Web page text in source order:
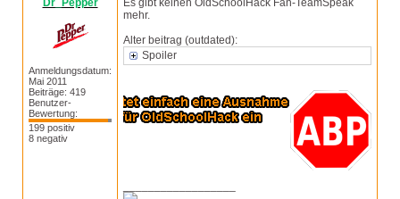
Dr_Pepper
Anmeldungsdatum:
Mai 2011
Beiträge: 419
Benutzer-
Bewertung:
199 positiv
8 negativ
Es gibt keinen OldSchoolHack Fan-TeamSpeak
mehr.
Alter beitrag (outdated):
Spoiler